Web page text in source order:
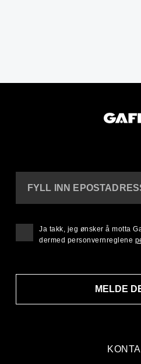
FYLL INN
MELDE
Ja takk, jeg ønsker å motta
dermed personvernreglene